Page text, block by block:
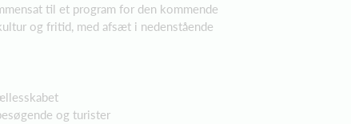
til et program for den kommende
og fritid, med afsæt i nedenstående
og turister